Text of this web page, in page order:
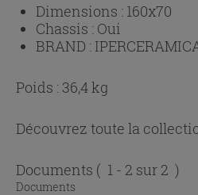
Dimensions : 160x70
Chassis : Oui
BRAND :
Poids : 36,4 kg
Découvrez toute la
Documents ( 1 - 2 sur 2 )
Documents